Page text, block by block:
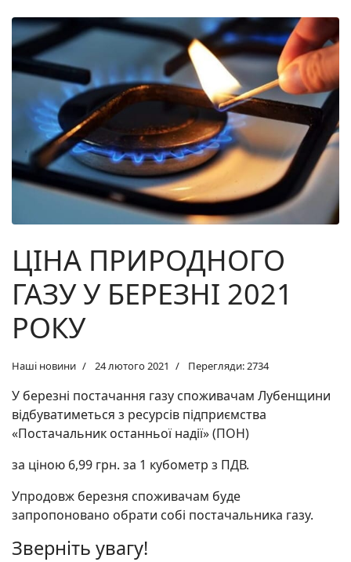
ЦІНА ПРИРОДНОГО
ГАЗУ У БЕРЕЗНІ 2021
РОКУ
Наші новини 24 лютого 2021 Перегляди: 2734
У березні постачання газу споживачам Лубенщини
відбуватиметься з ресурсів підприємства
«Постачальник останньої надії» (ПОН)
за ціною 6,99 грн. за 1 кубометр з ПДВ.
Упродовж березня споживачам буде
запропоновано обрати собі постачальника газу.
Зверніть увагу!